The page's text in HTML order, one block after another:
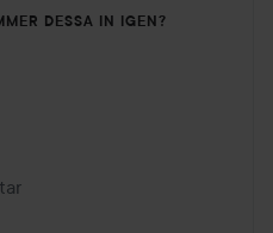
DESSA IN IGEN?